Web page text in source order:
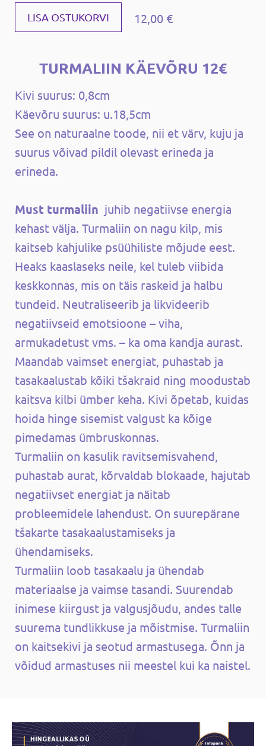
LISA OSTUKORVI 12,00 €
TURMALIIN KÄEVÕRU 12€
Kivi suurus: 0,8cm
Käevõru suurus: u.18,5cm
See on naturaalne toode, nii et värv, kuju ja
suurus võivad pildil olevast erineda ja
erineda.
Must turmaliin juhib negatiivse energia
kehast välja. Turmaliin on nagu kilp, mis
kaitseb kahjulike psüühiliste mõjude eest.
Heaks kaaslaseks neile, kel tuleb viibida
keskkonnas, mis on täis raskeid ja halbu
tundeid. Neutraliseerib ja likvideerib
negatiivseid emotsioone – viha,
armukadetust vms. – ka oma kandja aurast.
Maandab vaimset energiat, puhastab ja
tasakaalustab kõiki tšakraid ning moodustab
kaitsva kilbi ümber keha. Kivi õpetab, kuidas
hoida hinge sisemist valgust ka kõige
pimedamas ümbruskonnas.
Turmaliin on kasulik ravitsemisvahend,
puhastab aurat, kõrvaldab blokaade, hajutab
negatiivset energiat ja näitab
probleemidele lahendust. On suurepärane
tšakarte tasakaalustamiseks ja
ühendamiseks.
Turmaliin loob tasakaalu ja ühendab
materiaalse ja vaimse tasandi. Suurendab
inimese kiirgust ja valgusjõudu, andes talle
suurema tundlikkuse ja mõistmise. Turmaliin
on kaitsekivi ja seotud armastusega. Õnn ja
võidud armastuses nii meestel kui ka naistel.